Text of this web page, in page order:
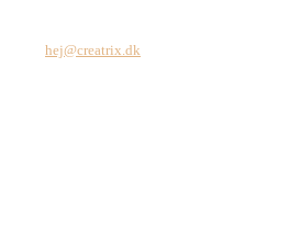
hej@creatrix.dk